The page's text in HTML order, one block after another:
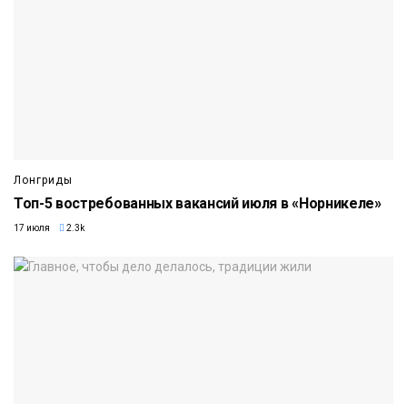
Лонгриды
Топ-5 востребованных вакансий июля в «Норникеле»
17 июля 2.3k